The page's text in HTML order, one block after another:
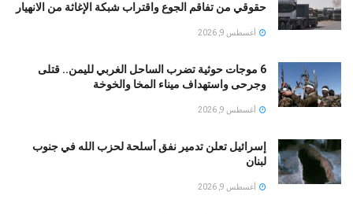
حقوقي من تفاقم الجوع واقتراب شبكة الإغاثة من الانهيار
أغسطس 9, 2026
6 موجات حوثية تضرب الساحل الغربي لليمن.. قتلى
وجرحى واستهداف ميناء المخا والخوخة
أغسطس 9, 2026
إسرائيل تعلن تدمير نفق أسلحة لحزب الله في جنوب
لبنان
أغسطس 9, 2026